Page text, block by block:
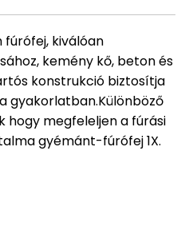
fúrófej, kiválóan
kemény kő, beton és
konstrukció biztosítja
gyakorlatban.Különböző
hogy megfeleljen a fúrási
gyémánt-fúrófej 1X.